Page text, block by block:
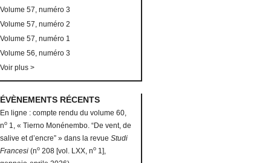
Volume 57, numéro 3
Volume 57, numéro 2
Volume 57, numéro 1
Volume 56, numéro 3
Voir plus >
ÉVÈNEMENTS RÉCENTS
En ligne : compte rendu du volume 60,
no 1, « Tierno Monénembo. “De vent, de
salive et d’encre” » dans la revue Studi
Francesi (no 208 [vol. LXX, no 1],